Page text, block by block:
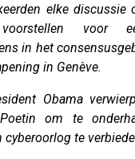
elke discussie
voorstellen voor
in het
in Genève.
Obama
om te
cyberoorlog te